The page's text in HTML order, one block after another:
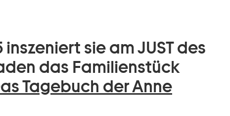
sie am JUST des
das Familienstück
Tagebuch der Anne